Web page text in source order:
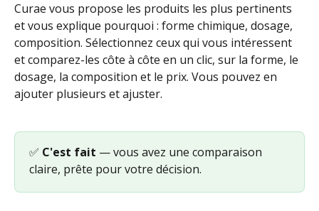
Curae vous propose les produits les plus pertinents
et vous explique pourquoi : forme chimique, dosage,
composition. Sélectionnez ceux qui vous intéressent
et comparez-les côte à côte en un clic, sur la forme, le
dosage, la composition et le prix. Vous pouvez en
ajouter plusieurs et ajuster.
✅ C'est fait — vous avez une comparaison
claire, prête pour votre décision.